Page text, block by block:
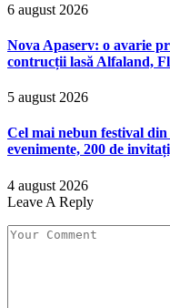
6 august 2026
Nova Apaserv: o avarie
contrucții lasă Alfaland,
5 august 2026
Cel mai nebun festival
evenimente, 200 de
4 august 2026
Leave A Reply